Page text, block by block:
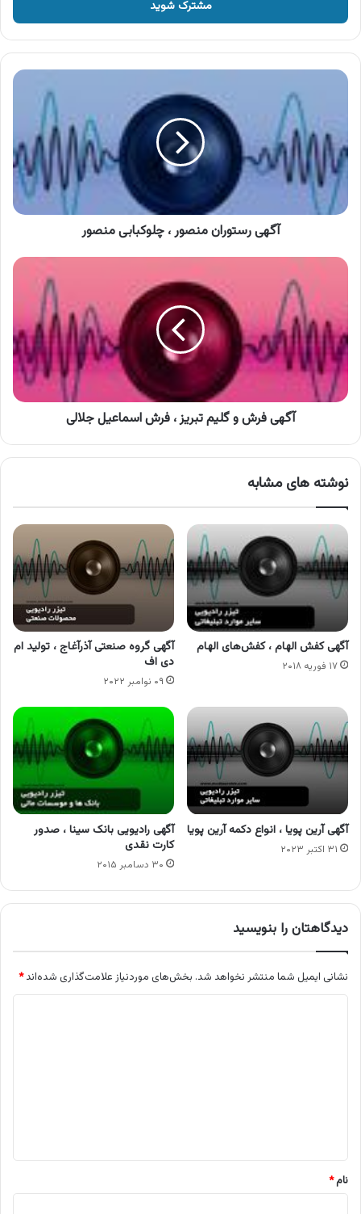
وارد
کنید
آگهی
چلوکبابی
منصور
آگهی رستوران منصور ، چلوکبابی منصور
آگهی
تبریز
،
فرش
اسماعیل
جلالی
آگهی فرش و گلیم تبریز ، فرش اسماعیل جلالی
نوشته های مشابه
آگهی کفش الهام ، کفش‌های الهام
۱۷ فوریه ۲۰۱۸
آگهی گروه صنعتی آذرآغاج ، تولید ام
دی اف
۰۹ نوامبر ۲۰۲۲
آگهی آرین پویا ، انواع دکمه آرین پویا
۳۱ اکتبر ۲۰۲۳
آگهی رادیویی بانک سینا ، صدور
کارت نقدی
۳۰ دسامبر ۲۰۱۵
دیدگاهتان را بنویسید
نشانی ایمیل شما منتشر نخواهد شد. بخش‌های موردنیاز علامت‌گذاری شده‌اند*
نام*